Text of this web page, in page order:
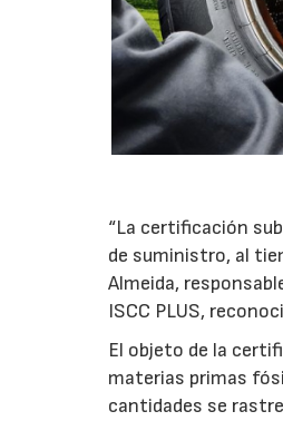
“La certificación
de suministro, al
Almeida,
ISCC PLUS,
El objeto de la
materias primas
cantidades se